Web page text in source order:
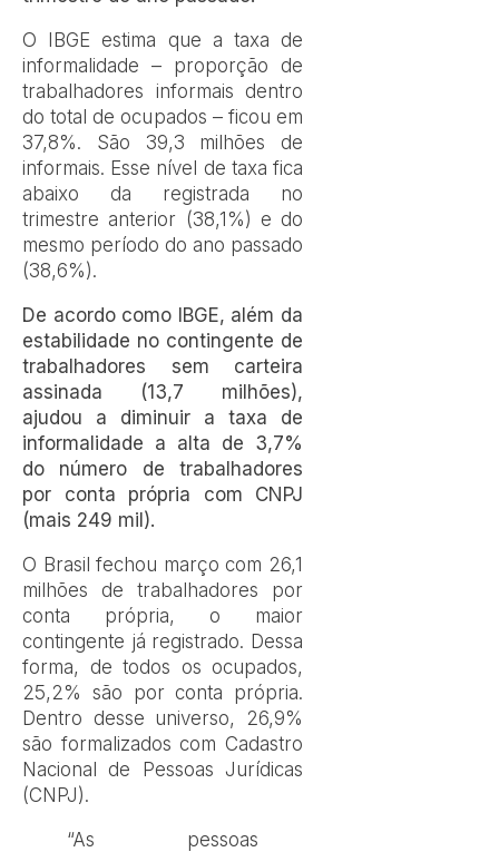
O IBGE estima que a taxa de
informalidade – proporção de
trabalhadores informais dentro
do total de ocupados – ficou em
37,8%. São 39,3 milhões de
informais. Esse nível de taxa fica
abaixo da registrada no
trimestre anterior (38,1%) e do
mesmo período do ano passado
(38,6%).
De acordo como IBGE, além da
estabilidade no contingente de
trabalhadores sem carteira
assinada (13,7 milhões),
ajudou a diminuir a taxa de
informalidade a alta de 3,7%
do número de trabalhadores
por conta própria com CNPJ
(mais 249 mil).
O Brasil fechou março com 26,1
milhões de trabalhadores por
conta própria, o maior
contingente já registrado. Dessa
forma, de todos os ocupados,
25,2% são por conta própria.
Dentro desse universo, 26,9%
são formalizados com Cadastro
Nacional de Pessoas Jurídicas
(CNPJ).
“As pessoas